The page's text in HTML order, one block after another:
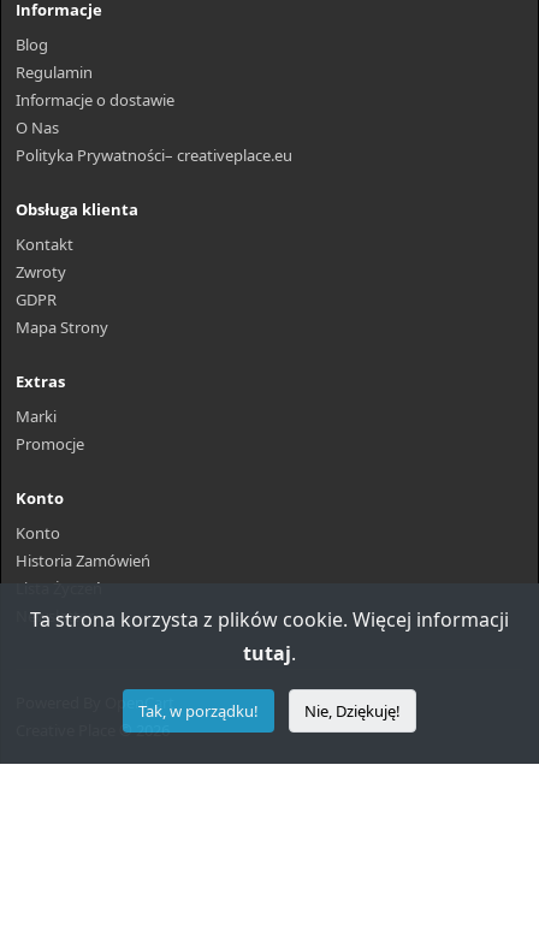
Informacje
Blog
Regulamin
Informacje o dostawie
O Nas
Polityka Prywatności– creativeplace.eu
Obsługa klienta
Kontakt
Zwroty
GDPR
Mapa Strony
Extras
Marki
Promocje
Konto
Konto
Historia Zamówień
Lista Życzeń
Newsletter
OpenCart
Creative Place © 2026
Ta strona korzysta z plików cookie. Więcej informacji
tutaj.
Tak, w porządku! Nie, Dziękuję!